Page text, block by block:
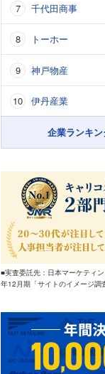
千代田商事
トーホー
神戸物産
伊丹産業
企業ランキ
■実査委託先：日本マーケティ
年12月期「サイトのイメージ調